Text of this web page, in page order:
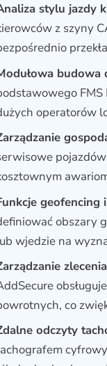
stylu jazdy
z szyny
FMS
operatorów
obszary
wjedzie na
co
odczyty